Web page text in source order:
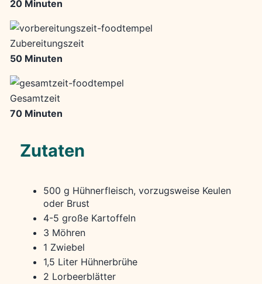
20 Minuten
Zubereitungszeit
50 Minuten
Gesamtzeit
70 Minuten
Zutaten
500 g Hühnerfleisch, vorzugsweise Keulen
oder Brust
4-5 große Kartoffeln
3 Möhren
1 Zwiebel
1,5 Liter Hühnerbrühe
2 Lorbeerblätter